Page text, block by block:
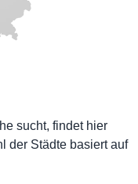
sucht, findet hier
der Städte basiert auf